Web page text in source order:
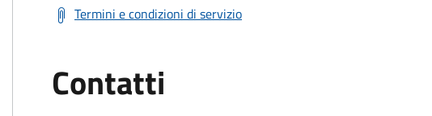
Termini e condizioni di servizio
Contatti